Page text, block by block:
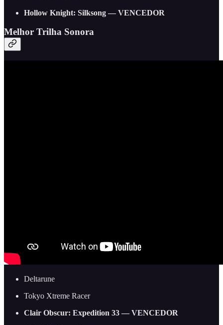
Hollow Knight: Silksong — VENCEDOR
Melhor Trilha Sonora
Deltarune
Tokyo Xtreme Racer
Clair Obscur: Expedition 33 — VENCEDOR